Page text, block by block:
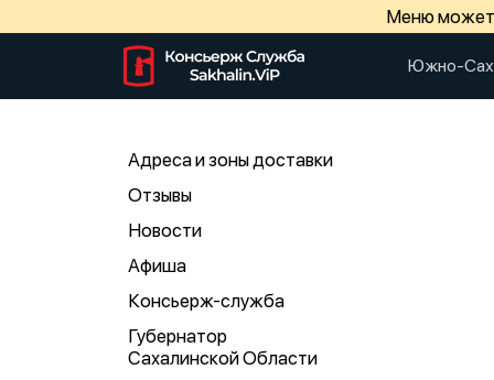
Меню может
Южно-
Адреса и зоны доставки
Отзывы
Новости
Афиша
Консьерж-служба
Губернатор
Сахалинской Области